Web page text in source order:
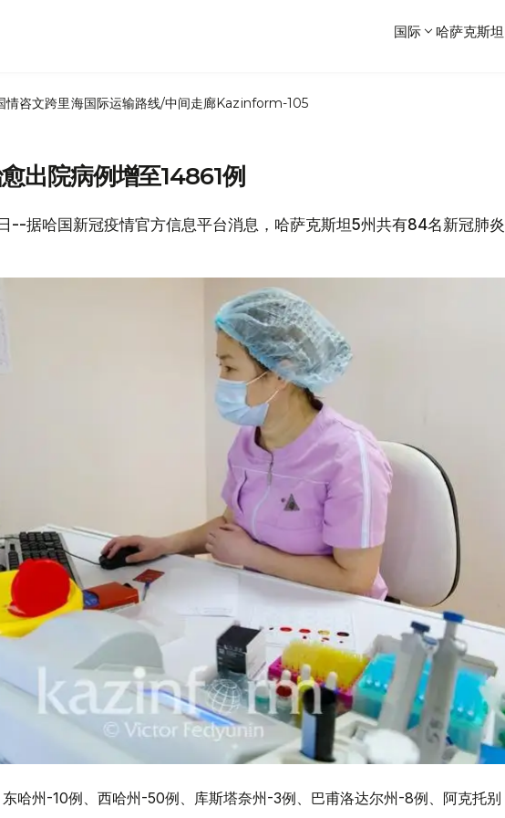
国际 哈萨克斯坦
情咨文跨里海国际运输路线/中间走廊Kazinform-105
出院病例增至14861例
--据哈国新冠疫情官方信息平台消息，哈萨克斯坦5州共有84名新冠肺炎
哈州-10例、西哈州-50例、库斯塔奈州-3例、巴甫洛达尔州-8例、阿克托别